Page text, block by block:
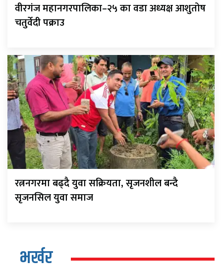
वीरगंज महानगरपालिका–२५ का वडा अध्यक्ष आशुतोष
चतुर्वेदी पक्राउ
रत्ननगरमा बढ्दै युवा सक्रियता, सृजनशील बन्दै
सृजनसिल युवा समाज
भर्खर